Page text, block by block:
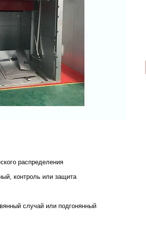
распределения
контроль или защита
случай или подгонянный